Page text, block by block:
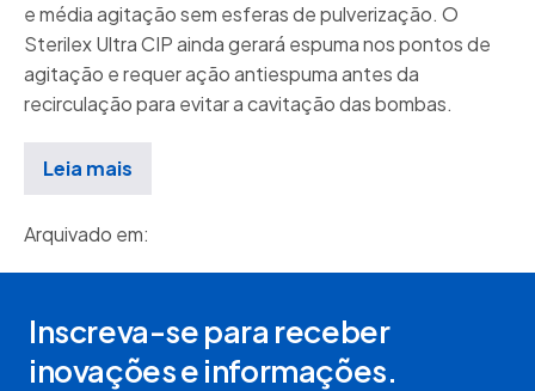
e média agitação sem esferas de pulverização. O
Sterilex Ultra CIP ainda gerará espuma nos pontos de
agitação e requer ação antiespuma antes da
recirculação para evitar a cavitação das bombas.
Leia mais
Arquivado em:
Inscreva-se para receber
inovações e informações.